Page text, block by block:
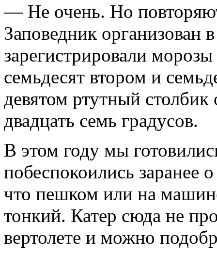
— Не очень. Но
Заповедник организован
зарегистрировали
семьдесят втором и
девятом ртутный
двадцать семь градусов.
В этом году мы
побеспокоились заранее
что пешком или на
тонкий. Катер сюда не
вертолете и можно